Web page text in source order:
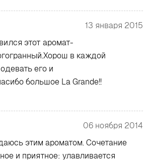
13 января 2015
этот аромат-
в каждой
его и
большое La Grande!!
06 ноября 2014
этим ароматом. Сочетание
и приятное: улавливается